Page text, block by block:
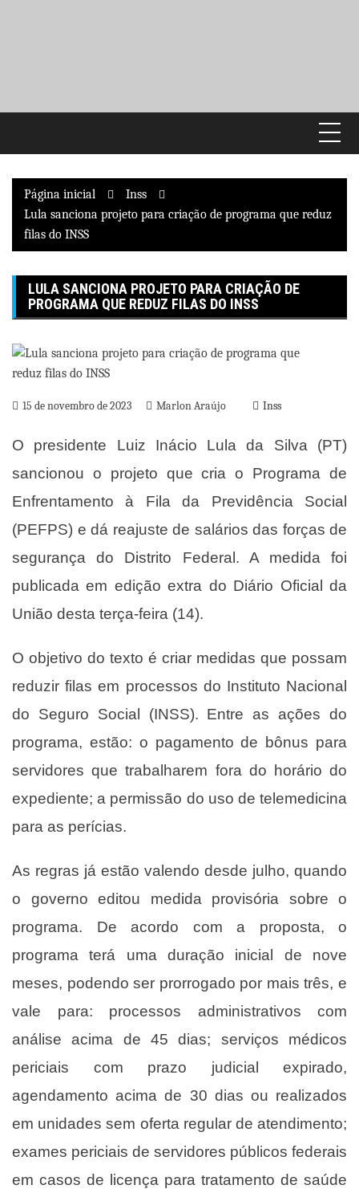
Página inicial
Inss
Lula sanciona projeto para criação de programa que reduz
filas do INSS
LULA SANCIONA PROJETO PARA CRIAÇÃO DE
PROGRAMA QUE REDUZ FILAS DO INSS
15 de novembro de 2023 Marlon Araújo Inss
O presidente Luiz Inácio Lula da Silva (PT)
sancionou o projeto que cria o Programa de
Enfrentamento à Fila da Previdência Social
(PEFPS) e dá reajuste de salários das forças de
segurança do Distrito Federal. A medida foi
publicada em edição extra do Diário Oficial da
União desta terça-feira (14).
O objetivo do texto é criar medidas que possam
reduzir filas em processos do Instituto Nacional
do Seguro Social (INSS). Entre as ações do
programa, estão: o pagamento de bônus para
servidores que trabalharem fora do horário do
expediente; a permissão do uso de telemedicina
para as perícias.
As regras já estão valendo desde julho, quando
o governo editou medida provisória sobre o
programa. De acordo com a proposta, o
programa terá uma duração inicial de nove
meses, podendo ser prorrogado por mais três, e
vale para: processos administrativos com
análise acima de 45 dias; serviços médicos
periciais com prazo judicial expirado,
agendamento acima de 30 dias ou realizados
em unidades sem oferta regular de atendimento;
exames periciais de servidores públicos federais
em casos de licença para tratamento de saúde